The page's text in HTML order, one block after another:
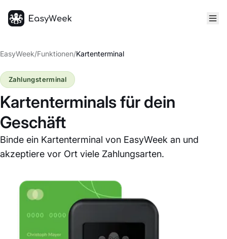
EasyWeek/Funktionen/Kartenterminal
Kartenterminals für dein
Geschäft
Binde ein Kartenterminal von EasyWeek an und
akzeptiere vor Ort viele Zahlungsarten.
Zahlungsterminal